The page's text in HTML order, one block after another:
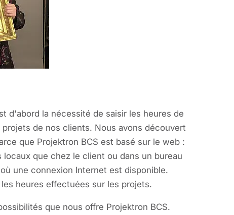
d'abord la nécessité de saisir les heures de
de nos clients. Nous avons découvert
que Projektron BCS est basé sur le web :
que chez le client ou dans un bureau
une connexion Internet est disponible.
heures effectuées sur les projets.
que nous offre Projektron BCS.